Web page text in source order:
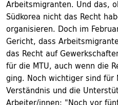
Arbeitsmigranten. Und das,
Südkorea nicht das Recht
organisieren. Doch im
Gericht, dass
das Recht auf
für die MTU, auch wenn die
ging. Noch wichtiger sind für
Verständnis und die